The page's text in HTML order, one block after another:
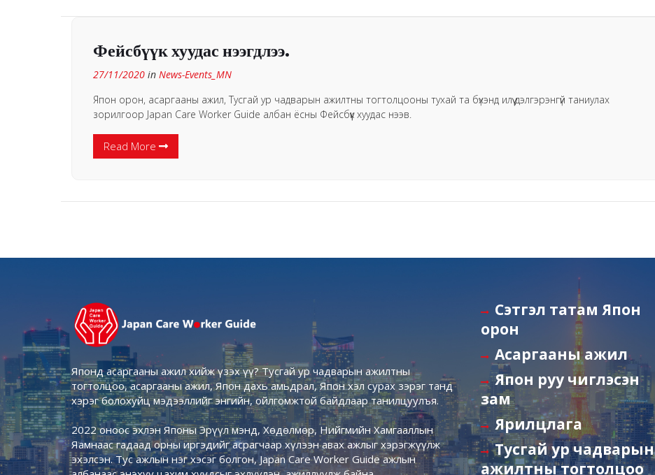
Фейсбүүк хуудас нээгдлээ.
27/11/2020 in News-Events_MN
Япон орон, асаргааны ажил, Тусгай ур чадварын ажилтны тогтолцооны тухай та бүхэнд илүү дэлгэрэнгүй таниулах
зорилгоор Japan Care Worker Guide албан ёсны Фейсбүүк хуудас нээв.
Read More
Японд асаргааны ажил хийж үзэх үү? Тусгай ур чадварын ажилтны
тогтолцоо, асаргааны ажил, Япон дахь амьдрал, Япон хэл сурах зэрэг танд
хэрэг болохуйц мэдээллийг энгийн, ойлгомжтой байдлаар танилцуулъя.
2022 оноос эхлэн Японы Эрүүл мэнд, Хөдөлмөр, Нийгмийн Хамгааллын
Яамнаас гадаад орны иргэдийг асрагчаар хүлээн авах ажлыг хэрэгжүүлж
эхэлсэн. Тус ажлын нэг хэсэг болгон, Japan Care Worker Guide ажлын
Сэтгэл татам Япон
орон
Асаргааны ажил
Япон руу чиглэсэн
зам
Ярилцлага
Тусгай ур чадварын
ажилтны тогтолцоо